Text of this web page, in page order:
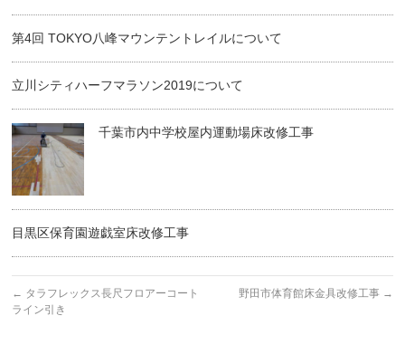
第4回 TOKYO八峰マウンテントレイルについて
立川シティハーフマラソン2019について
千葉市内中学校屋内運動場床改修工事
目黒区保育園遊戯室床改修工事
← タラフレックス長尺フロアーコート
ライン引き
野田市体育館床金具改修工事 →